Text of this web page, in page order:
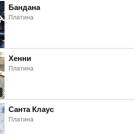
Бандана
Платина
Хенни
Платина
Санта Клаус
Платина